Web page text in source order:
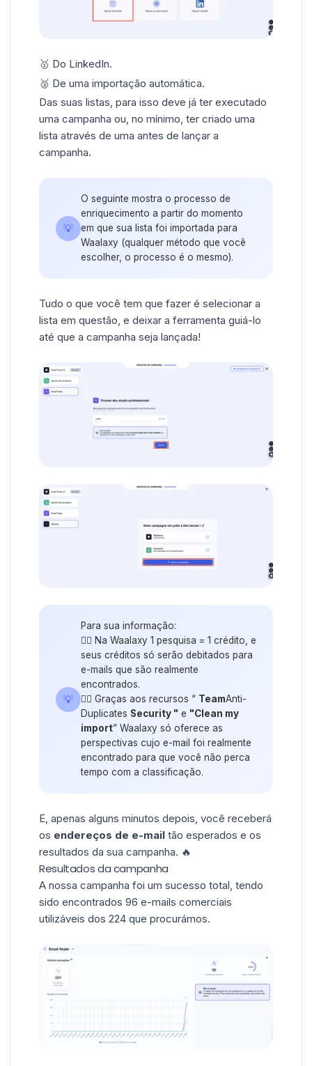
🥇 Do LinkedIn.
🥈 De uma importação automática.
Das suas listas, para isso deve já ter executado
uma campanha ou, no mínimo, ter criado uma
lista através de uma antes de lançar a
campanha.
💡
O seguinte mostra o processo de
enriquecimento a partir do momento
em que sua lista foi importada para
Waalaxy (qualquer método que você
escolher, o processo é o mesmo).
Tudo o que você tem que fazer é selecionar a
lista em questão, e deixar a ferramenta guiá-lo
até que a campanha seja lançada!
💡
Para sua informação:
👉🏼 Na Waalaxy 1 pesquisa = 1 crédito, e
seus créditos só serão debitados para
e-mails que são realmente
encontrados.
👉🏼 Graças aos recursos “ TeamAnti-
Duplicates Security " e "Clean my
import” Waalaxy só oferece as
perspectivas cujo e-mail foi realmente
encontrado para que você não perca
tempo com a classificação.
E, apenas alguns minutos depois, você receberá
os endereços de e-mail tão esperados e os
resultados da sua campanha. 🔥
Resultados da campanha
A nossa campanha foi um sucesso total, tendo
sido encontrados 96 e-mails comerciais
utilizáveis dos 224 que procurámos.